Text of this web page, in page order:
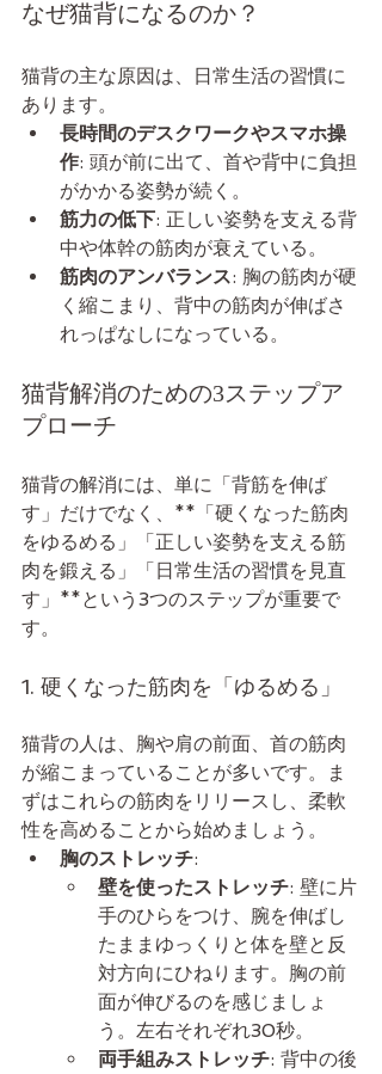
なぜ猫背になるのか？
猫背の主な原因は、日常生活の習慣に
あります。
長時間のデスクワークやスマホ操
作: 頭が前に出て、首や背中に負担
がかかる姿勢が続く。
筋力の低下: 正しい姿勢を支える背
中や体幹の筋肉が衰えている。
筋肉のアンバランス: 胸の筋肉が硬
く縮こまり、背中の筋肉が伸ばさ
れっぱなしになっている。
猫背解消のための3ステップア
プローチ
猫背の解消には、単に「背筋を伸ば
す」だけでなく、**「硬くなった筋肉
をゆるめる」「正しい姿勢を支える筋
肉を鍛える」「日常生活の習慣を見直
す」**という3つのステップが重要で
す。
1. 硬くなった筋肉を「ゆるめる」
猫背の人は、胸や肩の前面、首の筋肉
が縮こまっていることが多いです。ま
ずはこれらの筋肉をリリースし、柔軟
性を高めることから始めましょう。
胸のストレッチ:
壁を使ったストレッチ: 壁に片
手のひらをつけ、腕を伸ばし
たままゆっくりと体を壁と反
対方向にひねります。胸の前
面が伸びるのを感じましょ
う。左右それぞれ30秒。
両手組みストレッチ: 背中の後